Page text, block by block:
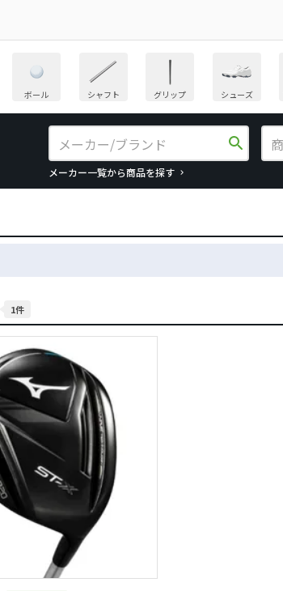
ボール シャフト グリップ シューズ
search
メーカー一覧から商品を探す
1件